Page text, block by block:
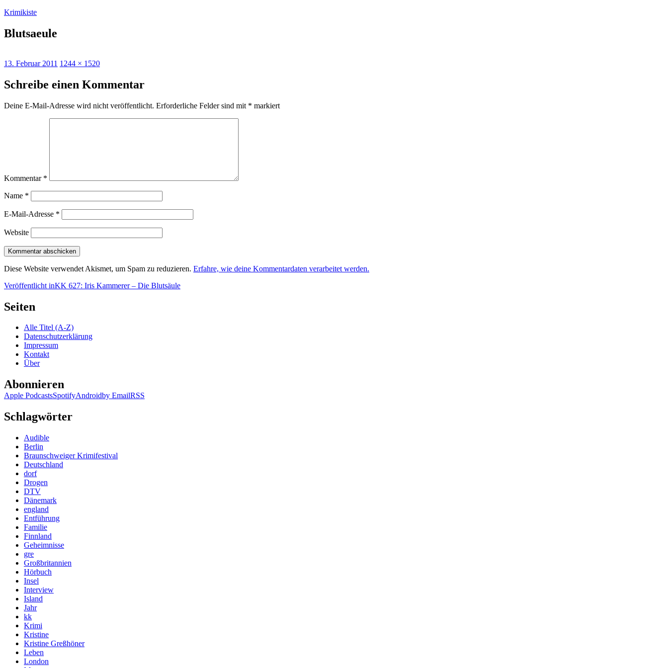
Zum
springen
Krimikiste
Blutsaeule
Veröffentlicht
13. Februar 2011 Originalgröße
1244 × 1520
Schreibe einen Kommentar
Deine E-Mail-Adresse wird nicht veröffentlicht. Erforderliche Felder sind mit * markiert
Kommentar *
Name *
E-Mail-Adresse *
Website
Diese Website verwendet Akismet, um Spam zu reduzieren. Erfahre, wie deine Kommentardaten verarbeitet werden.
Beitragsnavigation
Veröffentlicht inKK 627: Iris Kammerer – Die Blutsäule
Seiten
Alle Titel (A-Z)
Datenschutzerklärung
Impressum
Kontakt
Über
Abonnieren
Apple PodcastsSpotifyAndroidby EmailRSS
Schlagwörter
Audible
Berlin
Braunschweiger Krimifestival
Deutschland
dorf
Drogen
DTV
Dänemark
england
Entführung
Familie
Finnland
Geheimnisse
gre
Großbritannien
Hörbuch
Insel
Interview
Island
Jahr
kk
Krimi
Kristine
Kristine Greßhöner
Leben
London